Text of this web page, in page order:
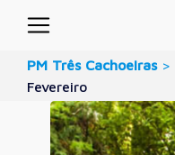
PM Três Cachoeiras >
Fevereiro